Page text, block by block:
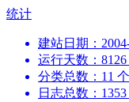
跳
统计
建站日期：
运行天数：8126
分类总数：11 个
日志总数：1353